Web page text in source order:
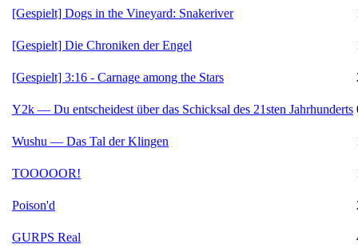
[Gespielt] Dogs in the Vineyard: Snakeriver
[Gespielt] Die Chroniken der Engel
[Gespielt] 3:16 - Carnage among the Stars
Y2k — Du entscheidest über das Schicksal des 21sten Jahrhunderts
Wushu — Das Tal der Klingen
TOOOOOR!
Poison'd
GURPS Real